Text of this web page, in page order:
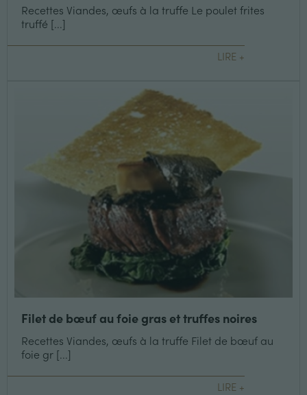
Recettes Viandes, œufs à la truffe Le poulet frites
truffé [...]
LIRE +
Filet de bœuf au foie gras et truffes noires
Recettes Viandes, œufs à la truffe Filet de bœuf au
foie gr [...]
LIRE +